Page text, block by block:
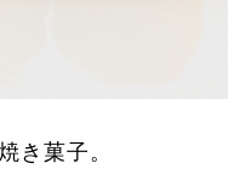
き菓子。